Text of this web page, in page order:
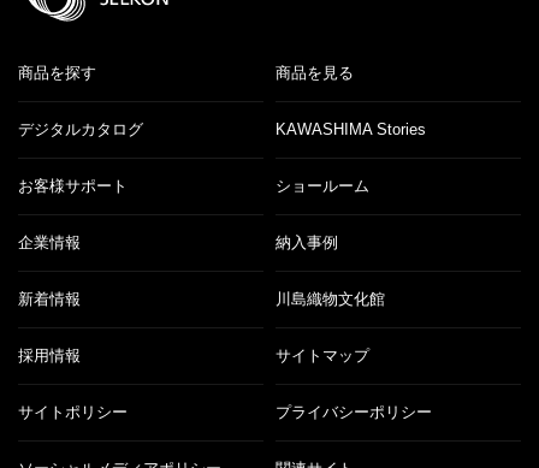
商品を探す 商品を見る
デジタルカタログ KAWASHIMA Stories
お客様サポート ショールーム
企業情報 納入事例
新着情報 川島織物文化館
採用情報 サイトマップ
サイトポリシー プライバシーポリシー